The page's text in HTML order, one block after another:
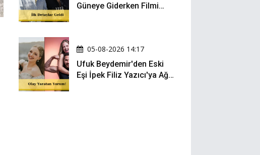
Güneye Giderken Filmi
05-08-2026 14:17
Ufuk Beydemir'den Eski
Eşi İpek Filiz Yazıcı'ya Ağır